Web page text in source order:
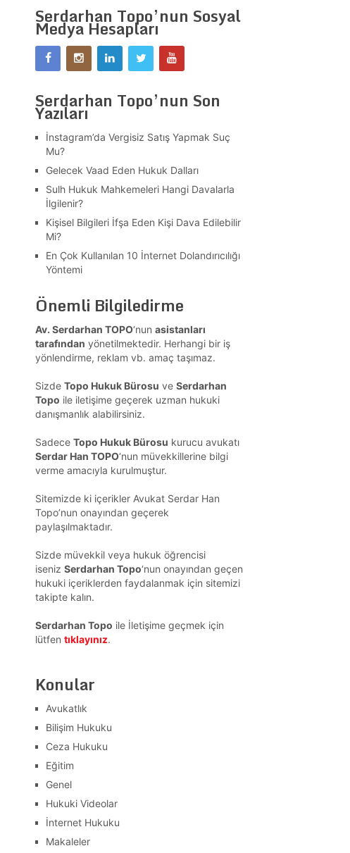
Serdarhan Topo’nun Sosyal
Medya Hesapları
Serdarhan Topo’nun Son
Yazıları
İnstagram’da Vergisiz Satış Yapmak Suç
Mu?
Gelecek Vaad Eden Hukuk Dalları
Sulh Hukuk Mahkemeleri Hangi Davalarla
İlgilenir?
Kişisel Bilgileri İfşa Eden Kişi Dava Edilebilir
Mi?
En Çok Kullanılan 10 İnternet Dolandırıcılığı
Yöntemi
Önemli Bilgiledirme
Av. Serdarhan TOPO‘nun asistanları
tarafından yönetilmektedir. Herhangi bir iş
yönlendirme, reklam vb. amaç taşımaz.
Sizde Topo Hukuk Bürosu ve Serdarhan
Topo ile iletişime geçerek uzman hukuki
danışmanlık alabilirsiniz.
Sadece Topo Hukuk Bürosu kurucu avukatı
Serdar Han TOPO‘nun müvekkillerine bilgi
verme amacıyla kurulmuştur.
Sitemizde ki içerikler Avukat Serdar Han
Topo’nun onayından geçerek
paylaşılmaktadır.
Sizde müvekkil veya hukuk öğrencisi
iseniz Serdarhan Topo‘nun onayından geçen
hukuki içeriklerden faydalanmak için sitemizi
takipte kalın.
Serdarhan Topo ile İletişime geçmek için
lütfen tıklayınız.
Konular
Avukatlık
Bilişim Hukuku
Ceza Hukuku
Eğitim
Genel
Hukuki Videolar
İnternet Hukuku
Makaleler